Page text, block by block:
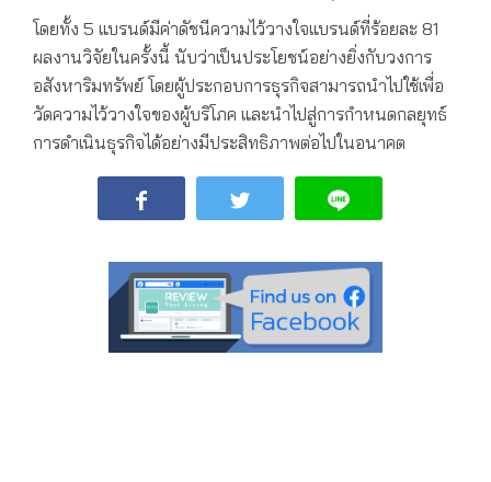
โดยทั้ง 5 แบรนด์มีค่าดัชนีความไว้วางใจแบรนด์ที่ร้อยละ 81
ผลงานวิจัยในครั้งนี้ นับว่าเป็นประโยชน์อย่างยิ่งกับวงการ
อสังหาริมทรัพย์ โดยผู้ประกอบการธุรกิจสามารถนำไปใช้เพื่อ
วัดความไว้วางใจของผู้บริโภค และนำไปสู่การกำหนดกลยุทธ์
การดำเนินธุรกิจได้อย่างมีประสิทธิภาพต่อไปในอนาคต